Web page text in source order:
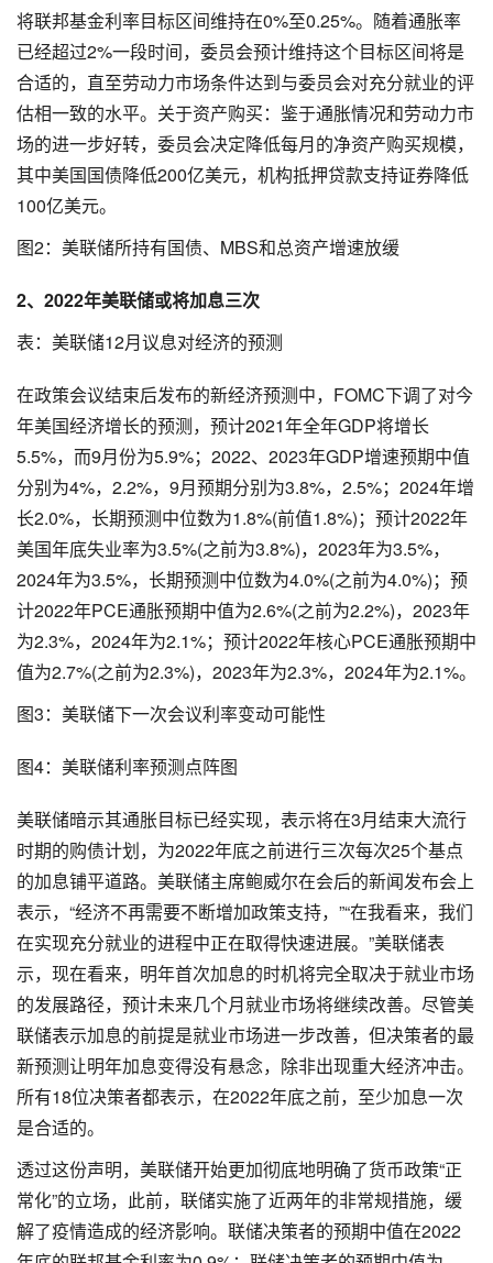
将联邦基金利率目标区间维持在0%至0.25%。随着通胀率
已经超过2%一段时间，委员会预计维持这个目标区间将是
合适的，直至劳动力市场条件达到与委员会对充分就业的评
估相一致的水平。关于资产购买：鉴于通胀情况和劳动力市
场的进一步好转，委员会决定降低每月的净资产购买规模，
其中美国国债降低200亿美元，机构抵押贷款支持证券降低
100亿美元。
图2：美联储所持有国债、MBS和总资产增速放缓
2、2022年美联储或将加息三次
表：美联储12月议息对经济的预测
在政策会议结束后发布的新经济预测中，FOMC下调了对今
年美国经济增长的预测，预计2021年全年GDP将增长
5.5%，而9月份为5.9%；2022、2023年GDP增速预期中值
分别为4%，2.2%，9月预期分别为3.8%，2.5%；2024年增
长2.0%，长期预测中位数为1.8%(前值1.8%)；预计2022年
美国年底失业率为3.5%(之前为3.8%)，2023年为3.5%，
2024年为3.5%，长期预测中位数为4.0%(之前为4.0%)；预
计2022年PCE通胀预期中值为2.6%(之前为2.2%)，2023年
为2.3%，2024年为2.1%；预计2022年核心PCE通胀预期中
值为2.7%(之前为2.3%)，2023年为2.3%，2024年为2.1%。
图3：美联储下一次会议利率变动可能性
图4：美联储利率预测点阵图
美联储暗示其通胀目标已经实现，表示将在3月结束大流行
时期的购债计划，为2022年底之前进行三次每次25个基点
的加息铺平道路。美联储主席鲍威尔在会后的新闻发布会上
表示，“经济不再需要不断增加政策支持，”“在我看来，我们
在实现充分就业的进程中正在取得快速进展。”美联储表
示，现在看来，明年首次加息的时机将完全取决于就业市场
的发展路径，预计未来几个月就业市场将继续改善。尽管美
联储表示加息的前提是就业市场进一步改善，但决策者的最
新预测让明年加息变得没有悬念，除非出现重大经济冲击。
所有18位决策者都表示，在2022年底之前，至少加息一次
是合适的。
透过这份声明，美联储开始更加彻底地明确了货币政策“正
常化”的立场，此前，联储实施了近两年的非常规措施，缓
解了疫情造成的经济影响。联储决策者的预期中值在2022